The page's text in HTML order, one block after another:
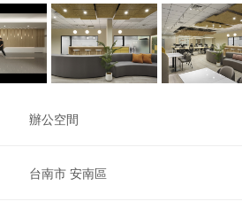
辦公空間
台南市 安南區